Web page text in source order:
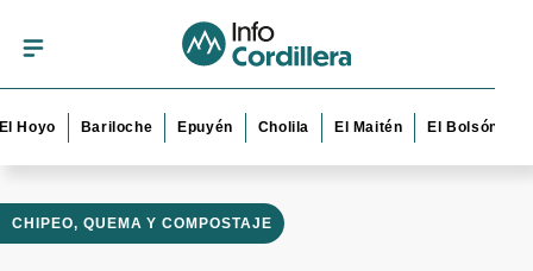
Bariloche Epuyén Cholila El Maitén El Bolsón
CHIPEO, QUEMA Y COMPOSTAJE